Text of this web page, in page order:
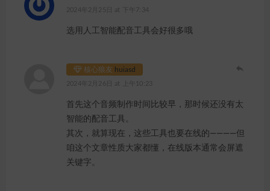
2024年2月25日 at 下午7:34
选用人工智能配音工具会好很多哦
核心狼友 huiasd
2024年2月26日 at 上午10:23
首先这个音频制作时间比较早，那时候还没有太
智能的配音工具。
其次，就算现在，这些工具也要在线的————但
咱这个文章性质大家都懂，在线版本通常会屏遮
关键字。